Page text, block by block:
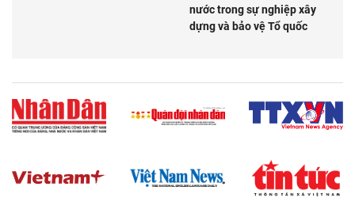
nước trong sự nghiệp xây
dựng và bảo vệ Tổ quốc